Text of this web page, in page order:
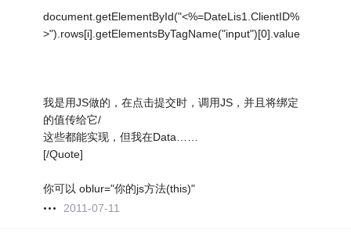
document.getElementById("<%=DateLis1.ClientID%
>").rows[i].getElementsByTagName("input")[0].value
我是用JS做的，在点击提交时，调用JS，并且将绑定
的值传给它/
这些都能实现，但我在Data……
[/Quote]
你可以 oblur="你的js方法(this)"
2011-07-11